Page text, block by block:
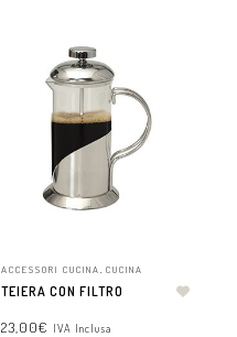
ACCESSORI CUCINA CUCINA
TEIERA CON FILTRO
23,00€ IVA Inclusa